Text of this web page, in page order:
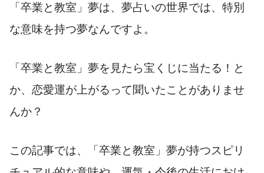
「卒業と教室」夢は、夢占いの世界では、特別
な意味を持つ夢なんですよ。
「卒業と教室」夢を見たら宝くじに当たる！と
か、恋愛運が上がるって聞いたことがありませ
んか？
この記事では、「卒業と教室」夢が持つスピリ